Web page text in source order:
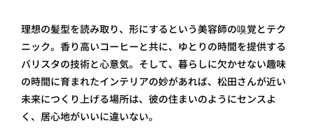
理想の髪型を読み取り、形にするという美容師の嗅覚とテク
ニック。香り高いコーヒーと共に、ゆとりの時間を提供する
バリスタの技術と心意気。そして、暮らしに欠かせない趣味
の時間に育まれたインテリアの妙があれば、松田さんが近い
未来につくり上げる場所は、彼の住まいのようにセンスよ
く、居心地がいいに違いない。